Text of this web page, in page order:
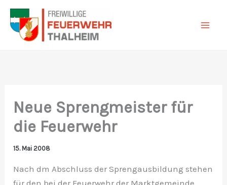
Zum
Inhalt
springen
Neue Sprengmeister für
die Feuerwehr
15. Mai 2008
Nach dm Abschluss der Sprengausbildung stehen
für den bei der Feuerwehr der Marktgemeinde